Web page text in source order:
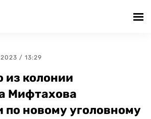
/ 13:29
колонии
Мифтахова
по новому уголовному